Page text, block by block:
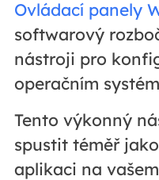
Ovládací panely
softwarový
nástroji pro
operačním
Tento výkonný
spustit téměř
aplikaci na